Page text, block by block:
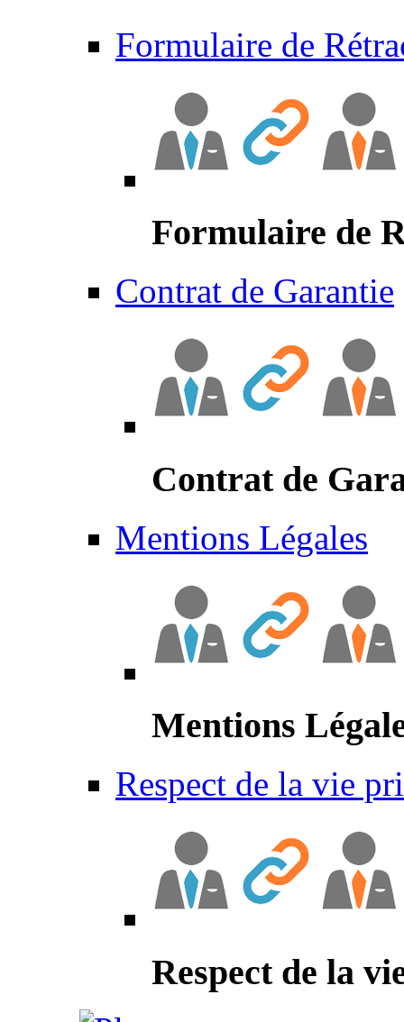
Formulaire de
Formulaire de
Contrat de Garantie
Contrat de
Mentions Légales
Mentions
Respect de la vie
Respect de la